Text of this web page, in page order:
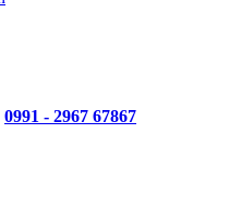
0991 - 2967 67867